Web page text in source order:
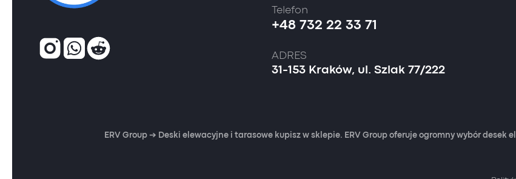
Telefon
+48 732 22 33 71
ADRES
31-153 Kraków, ul. Szlak 77/222
ERV Group ➔ Deski elewacyjne i tarasowe kupisz w sklepie. ERV Group oferuje ogromny wybór